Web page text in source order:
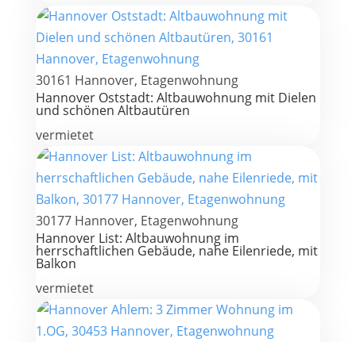
30161 Hannover, Etagenwohnung
Hannover Oststadt: Altbauwohnung mit Dielen
und schönen Altbautüren
vermietet
30177 Hannover, Etagenwohnung
Hannover List: Altbauwohnung im
herrschaftlichen Gebäude, nahe Eilenriede, mit
Balkon
vermietet